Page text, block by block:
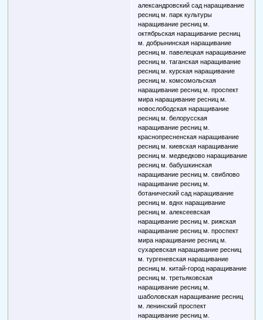
александровский сад наращивание
ресниц м. парк культуры
наращивание ресниц м.
октябрьская наращивание ресниц
м. добрынинская наращивание
ресниц м. павелецкая наращивание
ресниц м. таганская наращивание
ресниц м. курская наращивание
ресниц м. комсомольская
наращивание ресниц м. проспект
мира наращивание ресниц м.
новослободская наращивание
ресниц м. белорусская
наращивание ресниц м.
краснопресненская наращивание
ресниц м. киевская наращивание
ресниц м. медведково наращивание
ресниц м. бабушкинская
наращивание ресниц м. свиблово
наращивание ресниц м.
ботанический сад наращивание
ресниц м. вднх наращивание
ресниц м. алексеевская
наращивание ресниц м. рижская
наращивание ресниц м. проспект
мира наращивание ресниц м.
сухаревская наращивание ресниц
м. тургеневская наращивание
ресниц м. китай-город наращивание
ресниц м. третьяковская
наращивание ресниц м.
шаболовская наращивание ресниц
м. ленинский проспект
наращивание ресниц м.